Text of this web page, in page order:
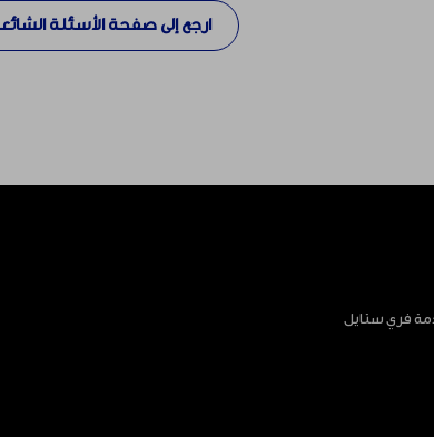
ارجع إلى صفحة الأسئلة
فري ستايل